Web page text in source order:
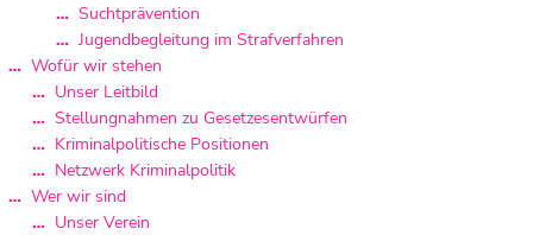
Suchtprävention
Jugendbegleitung im Strafverfahren
Wofür wir stehen
Unser Leitbild
Stellungnahmen zu Gesetzesentwürfen
Kriminalpolitische Positionen
Netzwerk Kriminalpolitik
Wer wir sind
Unser Verein